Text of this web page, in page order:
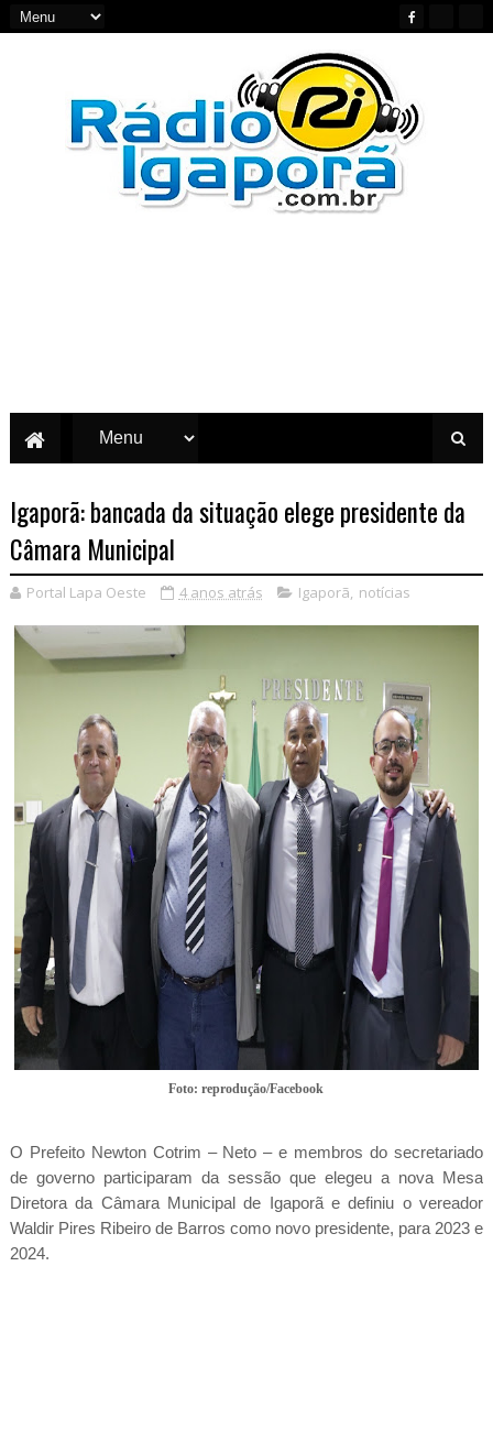
Igaporã: bancada da situação elege presidente da
Câmara Municipal
Portal Lapa Oeste 4 anos atrás Igaporã, notícias
Foto: reprodução/Facebook
O Prefeito Newton Cotrim – Neto – e membros do secretariado
de governo participaram da sessão que elegeu a nova Mesa
Diretora da Câmara Municipal de Igaporã e definiu o vereador
Waldir Pires Ribeiro de Barros como novo presidente, para 2023 e
2024.